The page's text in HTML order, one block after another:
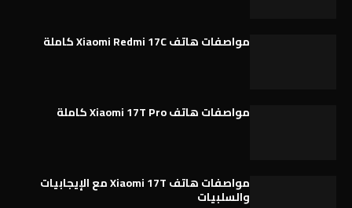
مواصفات هاتف Xiaomi Redmi 17C كاملة
مواصفات هاتف Xiaomi 17T Pro كاملة
مواصفات هاتف Xiaomi 17T مع الإيجابيات
والسلبيات